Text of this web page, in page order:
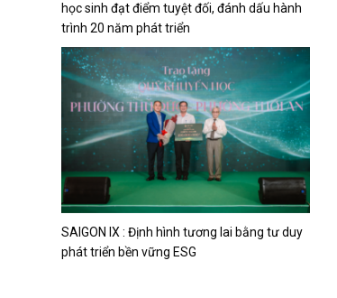
học sinh đạt điểm tuyệt đối, đánh dấu hành
trình 20 năm phát triển
SAIGON IX : Định hình tương lai bằng tư duy
phát triển bền vững ESG